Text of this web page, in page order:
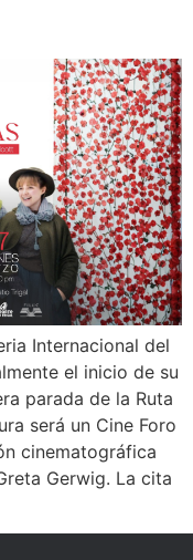
Internacional del
el inicio de su
parada de la Ruta
será un Cine Foro
cinematográfica
Gerwig. La cita